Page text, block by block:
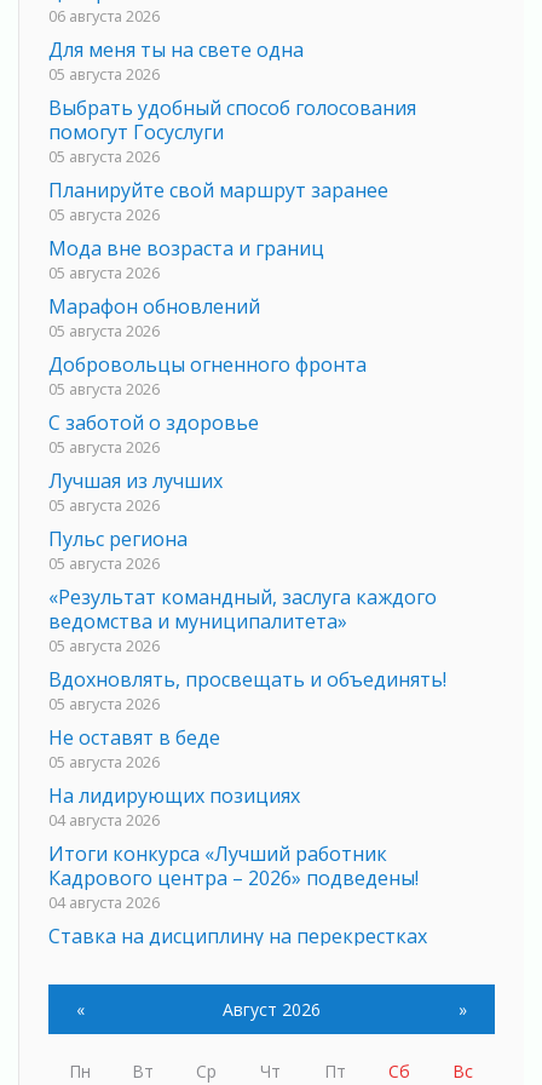
06 августа 2026
Для меня ты на свете одна
05 августа 2026
Выбрать удобный способ голосования
помогут Госуслуги
05 августа 2026
Планируйте свой маршрут заранее
05 августа 2026
Мода вне возраста и границ
05 августа 2026
Марафон обновлений
05 августа 2026
Добровольцы огненного фронта
05 августа 2026
С заботой о здоровье
05 августа 2026
Лучшая из лучших
05 августа 2026
Пульс региона
05 августа 2026
«Результат командный, заслуга каждого
ведомства и муниципалитета»
05 августа 2026
Вдохновлять, просвещать и объединять!
05 августа 2026
Не оставят в беде
05 августа 2026
На лидирующих позициях
04 августа 2026
Итоги конкурса «Лучший работник
Кадрового центра – 2026» подведены!
04 августа 2026
Ставка на дисциплину на перекрестках
мобильного трафика
Полумрак бьёт по карману
« Август 2026 »
Пн Вт Ср Чт Пт Сб
Вс